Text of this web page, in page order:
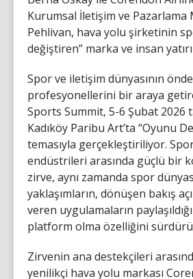
Kurumsal İletişim ve Pazarlama
Pehlivan, hava yolu şirketinin
değiştiren” marka ve insan
Spor ve iletişim dünyasının
profesyonellerini bir araya
Sports Summit, 5-6 Şubat 2026
Kadıköy Paribu Art’ta “Oyunu
temasıyla gerçekleştiriliyor.
endüstrileri arasında güçlü bir
zirve, aynı zamanda spor
yaklaşımların, dönüşen bakış
veren uygulamaların
platform olma özelliğini
Zirvenin ana destekçileri
yenilikçi hava yolu markası